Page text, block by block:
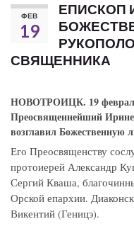
ФЕВ
19
ЕПИСКОП
СВЯЩЕННИКА
НОВОТРОИЦК. 19 февраля
Преосвященнейший
возглавил Божественную
Его Преосвященству
протоиерей Александр
Сергий Кваша,
Орской епархии.
Викентий (Геницэ).